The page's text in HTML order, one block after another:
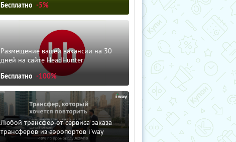
Бесплатно -5%
Размещение вашей вакансии на 30
дней на сайте HeadHunter
Бесплатно -100%
Любой трансфер от сервиса заказа
трансферов из аэропортов i'way